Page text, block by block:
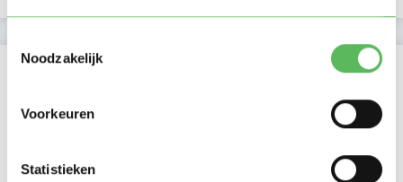
Noodzakelijk
Voorkeuren
Statistieken
Locatie oppasadres (Utrecht)